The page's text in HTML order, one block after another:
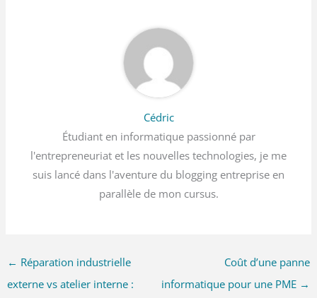
Cédric
Étudiant en informatique passionné par
l'entrepreneuriat et les nouvelles technologies, je me
suis lancé dans l'aventure du blogging entreprise en
parallèle de mon cursus.
← Réparation industrielle
externe vs atelier interne :
Coût d’une panne
informatique pour une PME →